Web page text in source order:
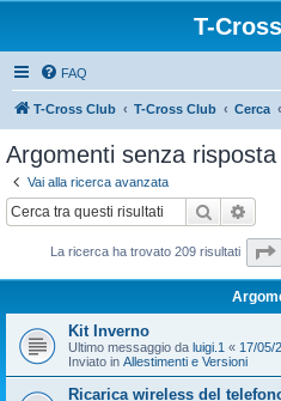
T-
FAQ
T-Cross Club T-Cross Club Cerca
Argomenti senza risposta
Vai alla ricerca avanzata
Cerca
La ricerca ha trovato 209 risultati
Kit Inverno
Ultimo messaggio da luigi.1 « 17/05/
Inviato in Allestimenti e Versioni
Ricarica wireless del